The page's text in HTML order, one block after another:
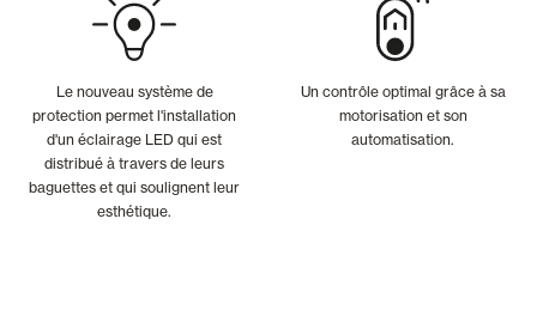
Le nouveau système de
protection permet l'installation
d'un éclairage LED qui est
distribué à travers de leurs
baguettes et qui soulignent leur
esthétique.
Un contrôle optimal grâce à sa
motorisation et son
automatisation.